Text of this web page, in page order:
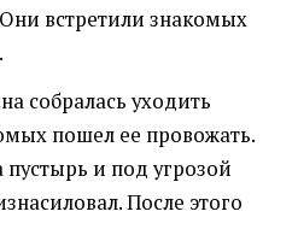
встретили знакомых
собралась уходить
пошел ее провожать.
и под угрозой
После этого